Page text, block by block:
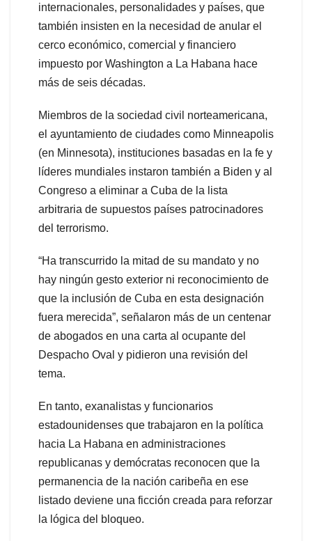
internacionales, personalidades y países, que
también insisten en la necesidad de anular el
cerco económico, comercial y financiero
impuesto por Washington a La Habana hace
más de seis décadas.
Miembros de la sociedad civil norteamericana,
el ayuntamiento de ciudades como Minneapolis
(en Minnesota), instituciones basadas en la fe y
líderes mundiales instaron también a Biden y al
Congreso a eliminar a Cuba de la lista
arbitraria de supuestos países patrocinadores
del terrorismo.
“Ha transcurrido la mitad de su mandato y no
hay ningún gesto exterior ni reconocimiento de
que la inclusión de Cuba en esta designación
fuera merecida”, señalaron más de un centenar
de abogados en una carta al ocupante del
Despacho Oval y pidieron una revisión del
tema.
En tanto, exanalistas y funcionarios
estadounidenses que trabajaron en la política
hacia La Habana en administraciones
republicanas y demócratas reconocen que la
permanencia de la nación caribeña en ese
listado deviene una ficción creada para reforzar
la lógica del bloqueo.